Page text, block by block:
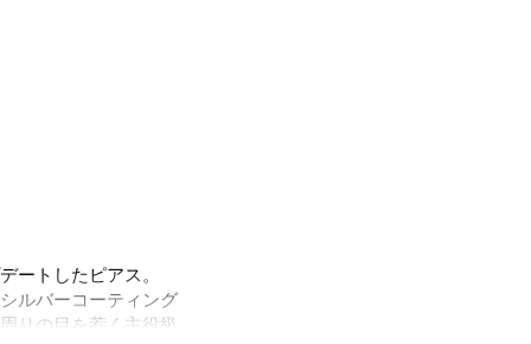
ートしたピアス。
ルバーコーティング
りの目を惹く主役級